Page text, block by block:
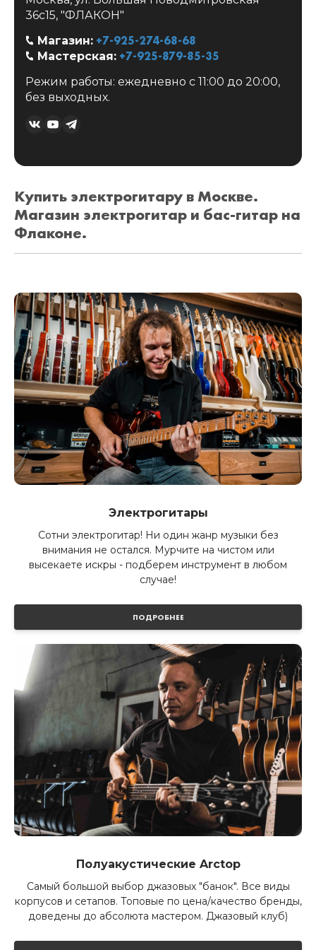
36с15, "ФЛАКОН"
Магазин: +7-925-274-68-68
Мастерская: +7-925-879-85-35
Режим работы: ежедневно с 11:00 до 20:00,
без выходных.
Купить электрогитару в Москве.
Магазин электрогитар и бас-гитар на
Флаконе.
Электрогитары
Сотни электрогитар! Ни один жанр музыки без
внимания не остался. Мурчите на чистом или
высекаете искры - подберем инструмент в любом
случае!
ПОДРОБНЕЕ
Полуакустические Arctop
Самый большой выбор джазовых "банок". Все виды
корпусов и сетапов. Топовые по цена/качество бренды,
доведены до абсолюта мастером. Джазовый клуб)